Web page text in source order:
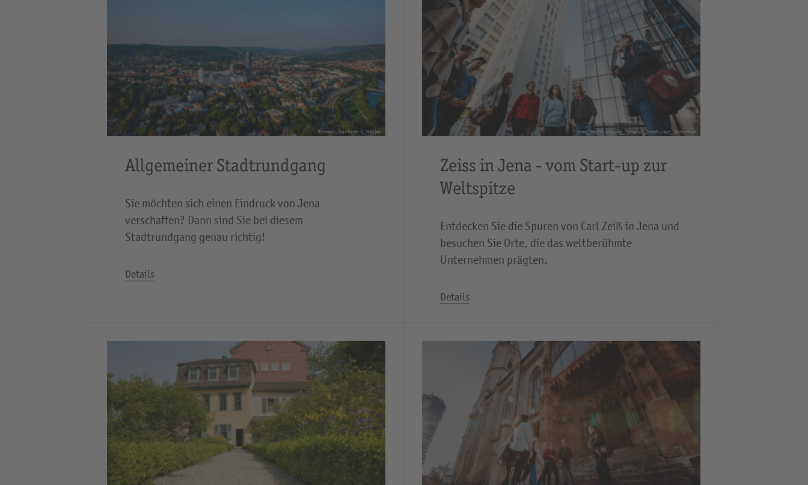
©JenaKultur Foto: C. Häcker
Allgemeiner Stadtrundgang
Sie möchten sich einen Eindruck von Jena
verschaffen? Dann sind Sie bei diesem
Stadtrundgang genau richtig!
Details
Jena_Stadtfuehrung_Campus_JenaKultur_Siomotion
Zeiss in Jena - vom Start-up zur
Weltspitze
Entdecken Sie die Spuren von Carl Zeiß in Jena und
besuchen Sie Orte, die das weltberühmte
Unternehmen prägten.
Details